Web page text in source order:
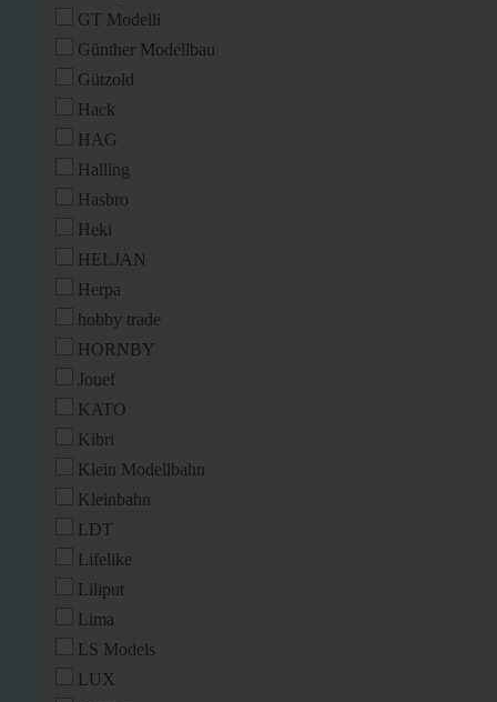
GT Modelli
Günther Modellbau
Gützold
Hack
HAG
Halling
Hasbro
Heki
HELJAN
Herpa
hobby trade
HORNBY
Jouef
KATO
Kibri
Klein Modellbahn
Kleinbahn
LDT
Lifelike
Liliput
Lima
LS Models
LUX